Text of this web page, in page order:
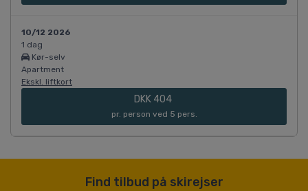
10/12 2026
1 dag
Kør-selv
Apartment
Ekskl. liftkort
DKK 404
pr. person ved 5 pers.
Find tilbud på skirejser